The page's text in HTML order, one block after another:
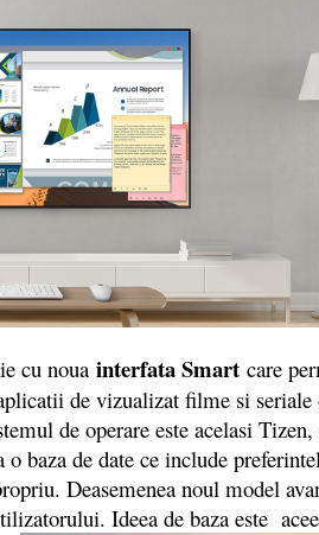
cu noua interfata Smart care
de vizualizat filme si
de operare este acelasi
baza de date ce include
Deasemenea noul model
Ideea de baza este